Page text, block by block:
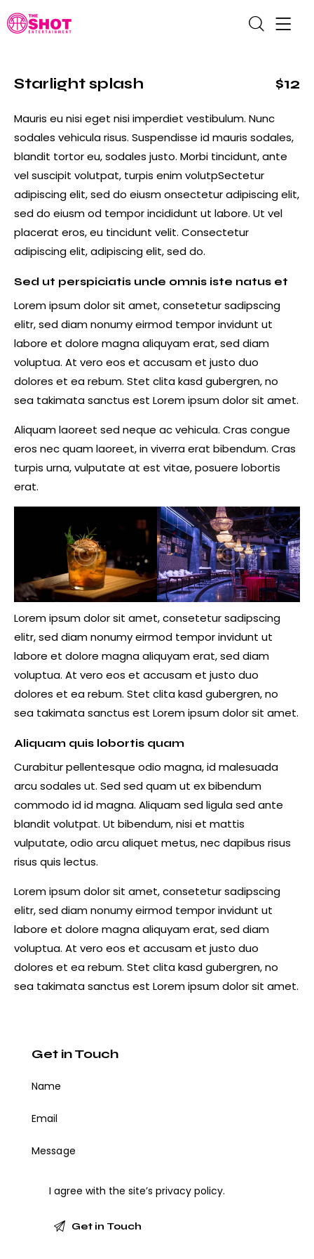
Starlight splash $12
Mauris eu nisi eget nisi imperdiet vestibulum. Nunc
sodales vehicula risus. Suspendisse id mauris sodales,
blandit tortor eu, sodales justo. Morbi tincidunt, ante
vel suscipit volutpat, turpis enim volutpSectetur
adipiscing elit, sed do eiusm onsectetur adipiscing elit,
sed do eiusm od tempor incididunt ut labore. Ut vel
placerat eros, eu tincidunt velit. Consectetur
adipiscing elit, adipiscing elit, sed do.
Sed ut perspiciatis unde omnis iste natus et
Lorem ipsum dolor sit amet, consetetur sadipscing
elitr, sed diam nonumy eirmod tempor invidunt ut
labore et dolore magna aliquyam erat, sed diam
voluptua. At vero eos et accusam et justo duo
dolores et ea rebum. Stet clita kasd gubergren, no
sea takimata sanctus est Lorem ipsum dolor sit amet.
Aliquam laoreet sed neque ac vehicula. Cras congue
eros nec quam laoreet, in viverra erat bibendum. Cras
turpis urna, vulputate at est vitae, posuere lobortis
erat.
Lorem ipsum dolor sit amet, consetetur sadipscing
elitr, sed diam nonumy eirmod tempor invidunt ut
labore et dolore magna aliquyam erat, sed diam
voluptua. At vero eos et accusam et justo duo
dolores et ea rebum. Stet clita kasd gubergren, no
sea takimata sanctus est Lorem ipsum dolor sit amet.
Aliquam quis lobortis quam
Curabitur pellentesque odio magna, id malesuada
arcu sodales ut. Sed sed quam ut ex bibendum
commodo id id magna. Aliquam sed ligula sed ante
blandit volutpat. Ut bibendum, nisi et mattis
vulputate, odio arcu aliquet metus, nec dapibus risus
risus quis lectus.
Lorem ipsum dolor sit amet, consetetur sadipscing
elitr, sed diam nonumy eirmod tempor invidunt ut
labore et dolore magna aliquyam erat, sed diam
voluptua. At vero eos et accusam et justo duo
dolores et ea rebum. Stet clita kasd gubergren, no
sea takimata sanctus est Lorem ipsum dolor sit amet.
Get in Touch
I agree with the site’sprivacy policy.